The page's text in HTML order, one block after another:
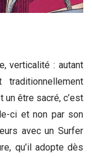
verticalité : autant
être sacré, c’est
ci et non par son
avec un Surfer
qu’il adopte dès